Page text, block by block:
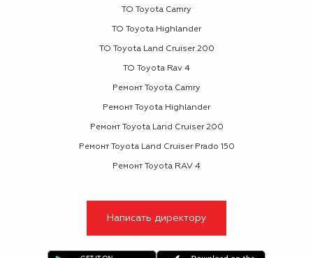
ТО Toyota Camry
ТО Toyota Highlander
ТО Toyota Land Cruiser 200
ТО Toyota Rav 4
Ремонт Toyota Camry
Ремонт Toyota Highlander
Ремонт Toyota Land Cruiser 200
Ремонт Toyota Land Cruiser Prado 150
Ремонт Toyota RAV 4
Написать директору